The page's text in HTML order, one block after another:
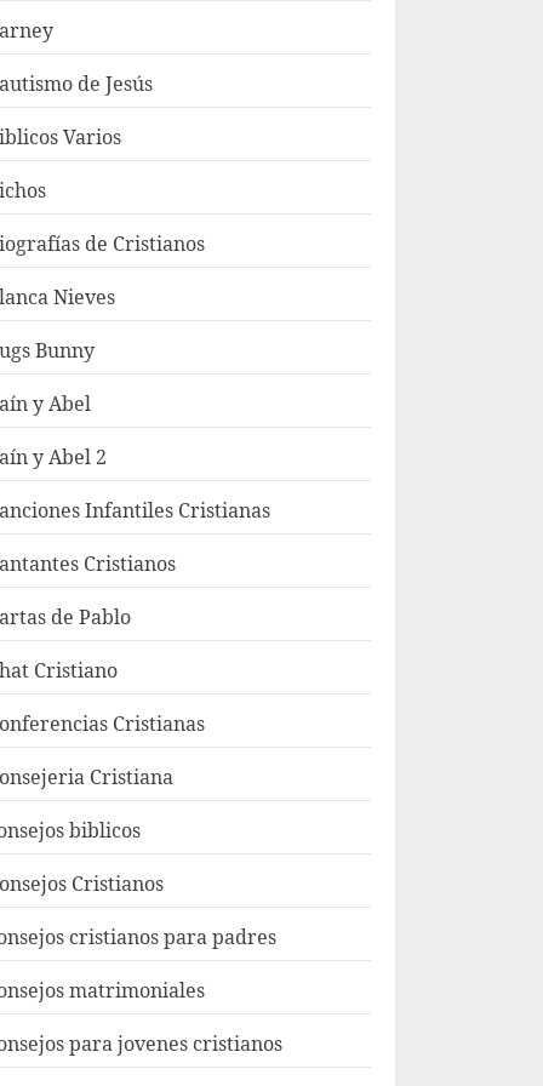
de Jesús
Varios
de Cristianos
Nieves
Bunny
y Abel
y Abel 2
Infantiles Cristianas
Cristianos
de Pablo
Cristiano
Cristianas
Cristiana
biblicos
Cristianos
cristianos para padres
matrimoniales
para jovenes cristianos